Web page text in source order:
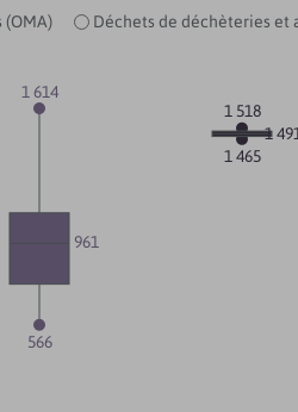
(OMA)
Déchets de déchèteries et
961
1 491
1 614
1 518
566
1 465